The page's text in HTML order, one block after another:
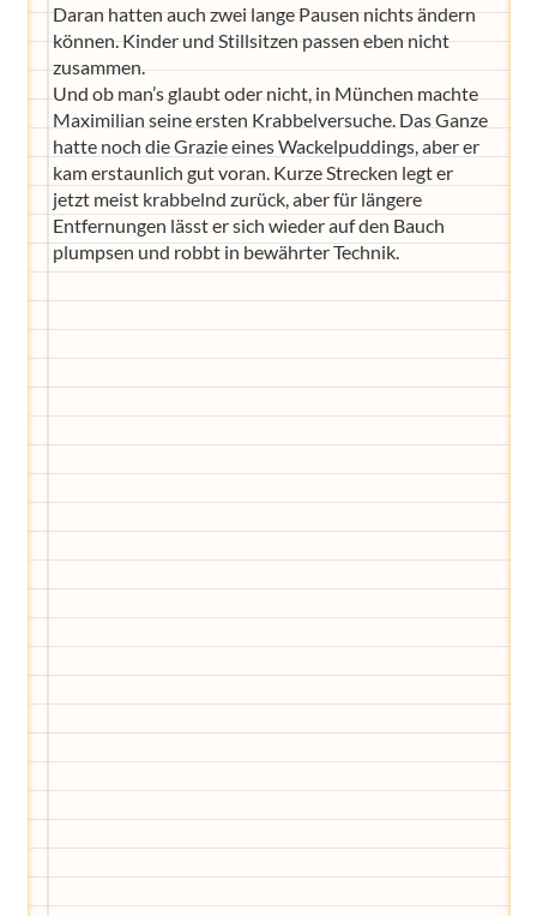
Daran hatten auch zwei lange Pausen nichts ändern
können. Kinder und Stillsitzen passen eben nicht
zusammen.
Und ob man’s glaubt oder nicht, in München machte
Maximilian seine ersten Krabbelversuche. Das Ganze
hatte noch die Grazie eines Wackelpuddings, aber er
kam erstaunlich gut voran. Kurze Strecken legt er
jetzt meist krabbelnd zurück, aber für längere
Entfernungen lässt er sich wieder auf den Bauch
plumpsen und robbt in bewährter Technik.